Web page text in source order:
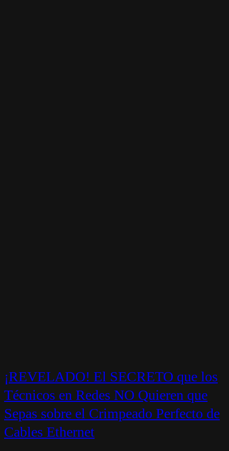
¡REVELADO! El SECRETO que los
Técnicos en Redes NO Quieren que
Sepas sobre el Crimpeado Perfecto de
Cables Ethernet